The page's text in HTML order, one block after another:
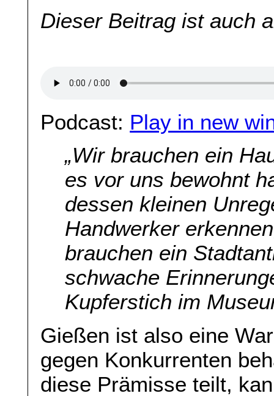
Dieser Beitrag ist auch
Podcast: Play in new
„Wir brauchen ein
es vor uns bewohnt
dessen kleinen
Handwerker
brauchen ein
schwache
Kupferstich im
Gießen ist also eine
gegen Konkurrenten
diese Prämisse teilt,